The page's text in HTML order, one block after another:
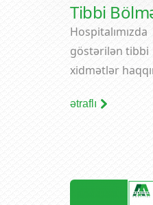
Tibbi
Hospitalımızda
göstərilən tibbi
xidmətlər
ətraflı